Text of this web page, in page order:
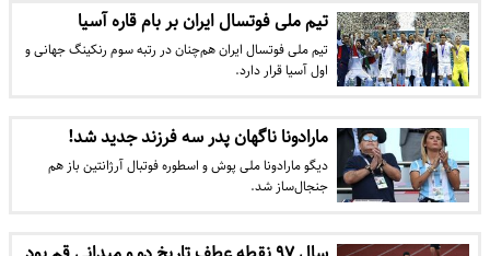
تیم ملی فوتسال ایران بر بام قاره آسیا
تیم ملی فوتسال ایران هم‌چنان در رتبه سوم رنکینگ جهانی و
اول آسیا قرار دارد.
مارادونا ناگهان پدر سه فرزند جدید شد!
دیگو مارادونا ملی پوش و اسطوره فوتبال آرژانتین باز هم
جنجال‌ساز شد.